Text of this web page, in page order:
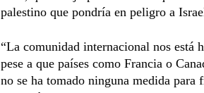
palestino que pondría en peligro a
“La comunidad internacional nos está
pese a que países como Francia o
no se ha tomado ninguna medida